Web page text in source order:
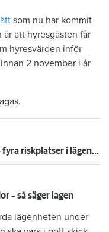
som nu har kommit
att hyresgästen får
hyresvärden inför
2 november i år
Så undviker du mögel – fyra riskplatser i lägenheten: ”Måste städa bort”
– så säger lagen
lägenheten under